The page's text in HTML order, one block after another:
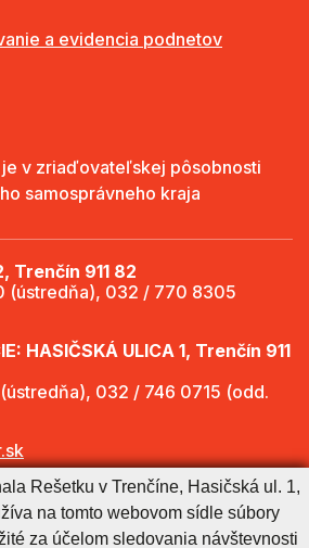
a evidencia podnetov
v zriaďovateľskej pôsobnosti
samosprávneho kraja
Trenčín 911 82
(ústredňa), 032 / 770 8305
HASIČSKÁ ULICA 1, Trenčín 911
032 / 746 0715 (odd.
hodiny
Rešetku v Trenčíne, Hasičská ul. 1,
na tomto webovom sídle súbory
za účelom sledovania návštevnosti